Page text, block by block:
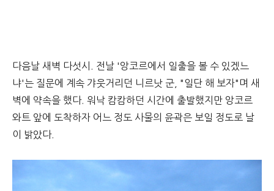
다음날 새벽 다섯시. 전날 '앙코르에서 일출을 볼 수 있겠느
냐'는 질문에 계속 갸웃거리던 니르낫 군, "일단 해 보자"며 새
벽에 약속을 했다. 워낙 캄캄하던 시간에 출발했지만 앙코르
와트 앞에 도착하자 어느 정도 사물의 윤곽은 보일 정도로 날
이 밝았다.